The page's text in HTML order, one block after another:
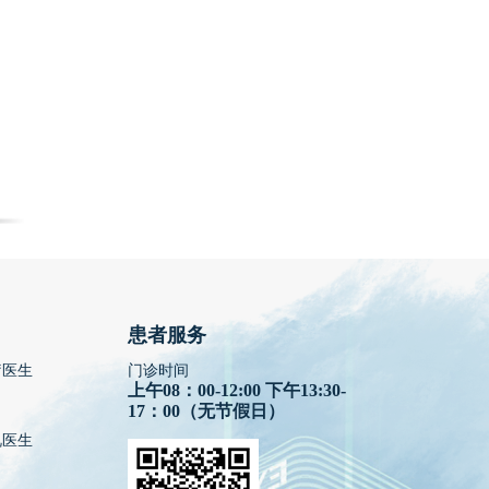
生
生
患者服务
门诊时间
上午08：00-12:00 下午13:30-
17：00（无节假日）